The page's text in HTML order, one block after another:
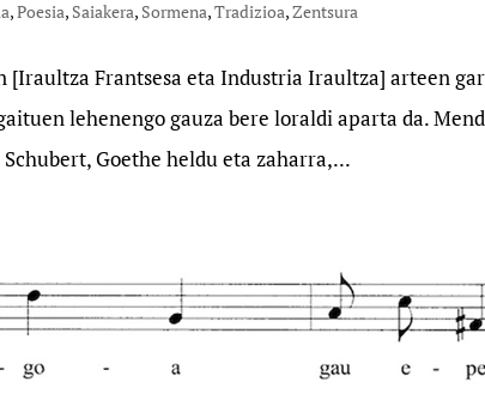
,Poesia, Saiakera, Sormena,Tradizioa,Zentsura
[Iraultza Frantsesa eta Industria Iraultza] arteen
lehenengo gauza bere loraldi aparta da.
Goethe heldu eta zaharra,...